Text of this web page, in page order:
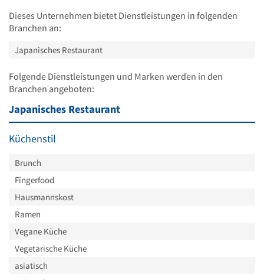
Dieses Unternehmen bietet Dienstleistungen in folgenden
Branchen an:
Japanisches Restaurant
Folgende Dienstleistungen und Marken werden in den
Branchen angeboten:
Japanisches Restaurant
Küchenstil
Brunch
Fingerfood
Hausmannskost
Ramen
Vegane Küche
Vegetarische Küche
asiatisch